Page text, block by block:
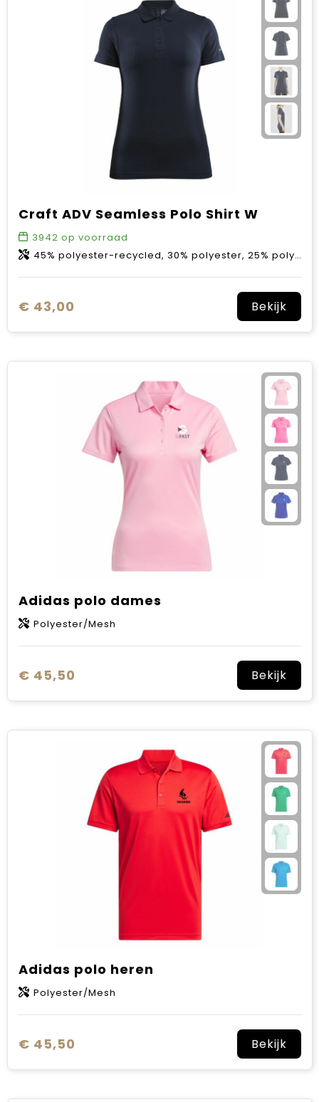
Craft ADV Seamless Polo Shirt W
3942 op voorraad
45% polyester-recycled, 30% polyester, 25% polyamide.
€ 43,00 Bekijk
Adidas polo dames
Polyester/Mesh
€ 45,50 Bekijk
Adidas polo heren
Polyester/Mesh
€ 45,50 Bekijk